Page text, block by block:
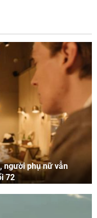
người phụ nữ vẫn
72